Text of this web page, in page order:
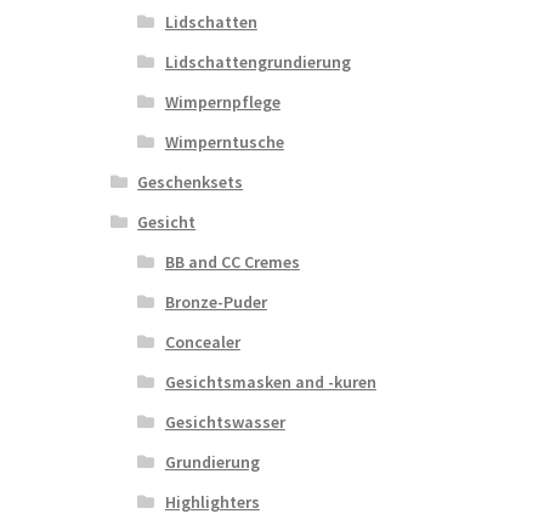
Lidschatten
Lidschattengrundierung
Wimpernpflege
Wimperntusche
Geschenksets
Gesicht
BB and CC Cremes
Bronze-Puder
Concealer
Gesichtsmasken and -kuren
Gesichtswasser
Grundierung
Highlighters